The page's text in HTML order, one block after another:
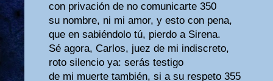
con privación de no comunicarte 350
su nombre, ni mi amor, y esto con pena,
que en sabiéndolo tú, pierdo a Sirena.
Sé agora, Carlos, juez de mi indiscreto,
roto silencio ya: serás testigo
de mi muerte también, si a su respeto 355